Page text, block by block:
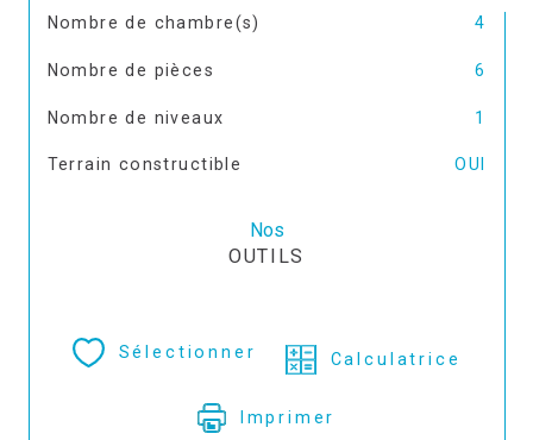
Nombre de chambre(s) 4
Nombre de pièces 6
Nombre de niveaux 1
Terrain constructible OUI
Nos
OUTILS
Sélectionner Calculatrice
Imprimer